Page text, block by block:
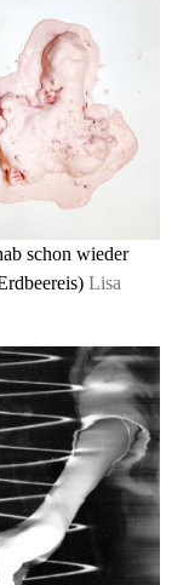
schon wieder
Lisa